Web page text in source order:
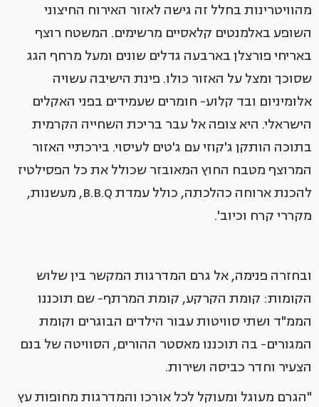
מהוויטרינות בחלל זה גישה לאזור האירוח החיצוני
השופע באלמנטים קלאסיים מרשימים. המשטח רוצף
באריחי פורצלן בארבעה גדלים שונים ומעל מרחף הגג
שסוכך ומצל על האזור כולו. פינת הישיבה עשויה
אלומיניום ובד קלוע- חומרים שעמידים בפני האקלים
הישראלי. היא צופה אל עבר בריכת השחייה הקרמית
בתוכה הותקן ג'קוזי עם ג'טים לעיסוי. בירכתיי האזור
המרוצף מטבח החוץ המאובזר שכולל את כל הפסילטיז
להכנת ארוחה כהלכתה, כולל עמדת B.B.Q, מעשנות,
מקררי קרח וכיוב'.
ובחזרה פנימה, אל גרם המדרגות המקשר בין שלוש
הקומות: קומת הקרקע, קומת המרתף- שם תוכננו
הממ"ד ושתי סוויטות עבור הילדים הבוגרים וקומת
המגורים- בה תוכננו מאסטר ההורים, הסוויטה של בנם
הצעיר וחדר כביסה ושירות.
"הגרם מעוגל ומעוקל לכל אורכו והמדרגות מחופות עץ